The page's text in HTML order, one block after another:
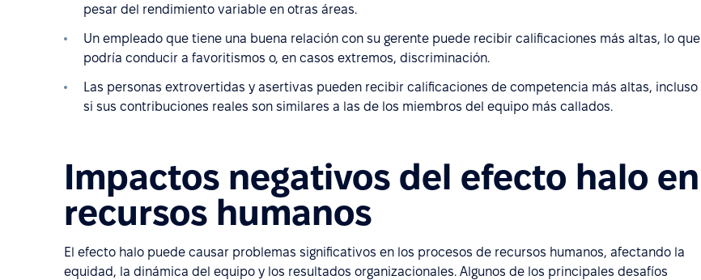
pesar del rendimiento variable en otras áreas.
Un empleado que tiene una buena relación con su gerente puede recibir calificaciones más altas, lo que
podría conducir a favoritismos o, en casos extremos, discriminación.
Las personas extrovertidas y asertivas pueden recibir calificaciones de competencia más altas, incluso
si sus contribuciones reales son similares a las de los miembros del equipo más callados.
Impactos negativos del efecto halo en
recursos humanos
El efecto halo puede causar problemas significativos en los procesos de recursos humanos, afectando la
equidad, la dinámica del equipo y los resultados organizacionales. Algunos de los principales desafíos